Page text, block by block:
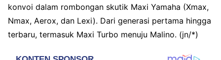
konvoi dalam rombongan skutik Maxi Yamaha (Xmax,
Nmax, Aerox, dan Lexi). Dari generasi pertama hingga
terbaru, termasuk Maxi Turbo menuju Malino. (jn/*)